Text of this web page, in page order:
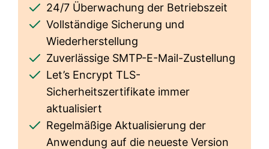
24/7 Überwachung der Betriebszeit
Vollständige Sicherung und
Wiederherstellung
Zuverlässige SMTP-E-Mail-Zustellung
Let’s Encrypt TLS-
Sicherheitszertifikate immer
aktualisiert
Regelmäßige Aktualisierung der
Anwendung auf die neueste Version